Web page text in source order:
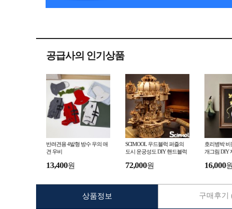
공급사의 인기상품
반려견용 4발형 방수 우의 애
견 우비
13,400원
SCIMOOL 우드블럭 퍼즐의
도시 운궁성도 DIY 핸드블럭
72,000원
호리병박
개그림 DIY
선물
16,000원
상품정보 구매후기